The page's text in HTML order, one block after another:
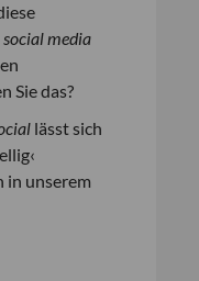
social media
Sie das?
lässt sich
in unserem